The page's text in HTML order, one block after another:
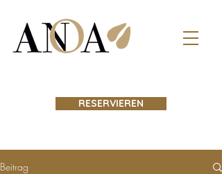
RESERVIEREN
Beitrag